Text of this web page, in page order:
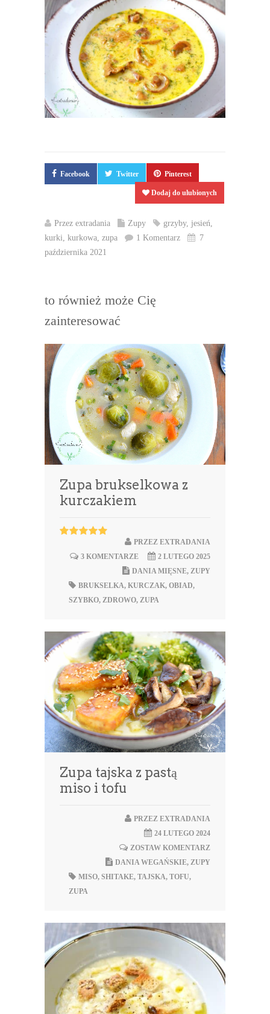
Facebook Twitter Pinterest
Dodaj do ulubionych
Przez extradania Zupy grzyby, jesień,
kurki, kurkowa, zupa 1 Komentarz
7
października 2021
to również może Cię
zainteresować
Zupa brukselkowa z
kurczakiem
PRZEZ EXTRADANIA
2 LUTEGO 2025
3 KOMENTARZE
DANIA MIĘSNE, ZUPY
BRUKSELKA, KURCZAK, OBIAD,
SZYBKO, ZDROWO, ZUPA
Zupa tajska z pastą
miso i tofu
PRZEZ EXTRADANIA
24 LUTEGO 2024
ZOSTAW KOMENTARZ
DANIA WEGAŃSKIE, ZUPY
MISO, SHITAKE, TAJSKA, TOFU,
ZUPA